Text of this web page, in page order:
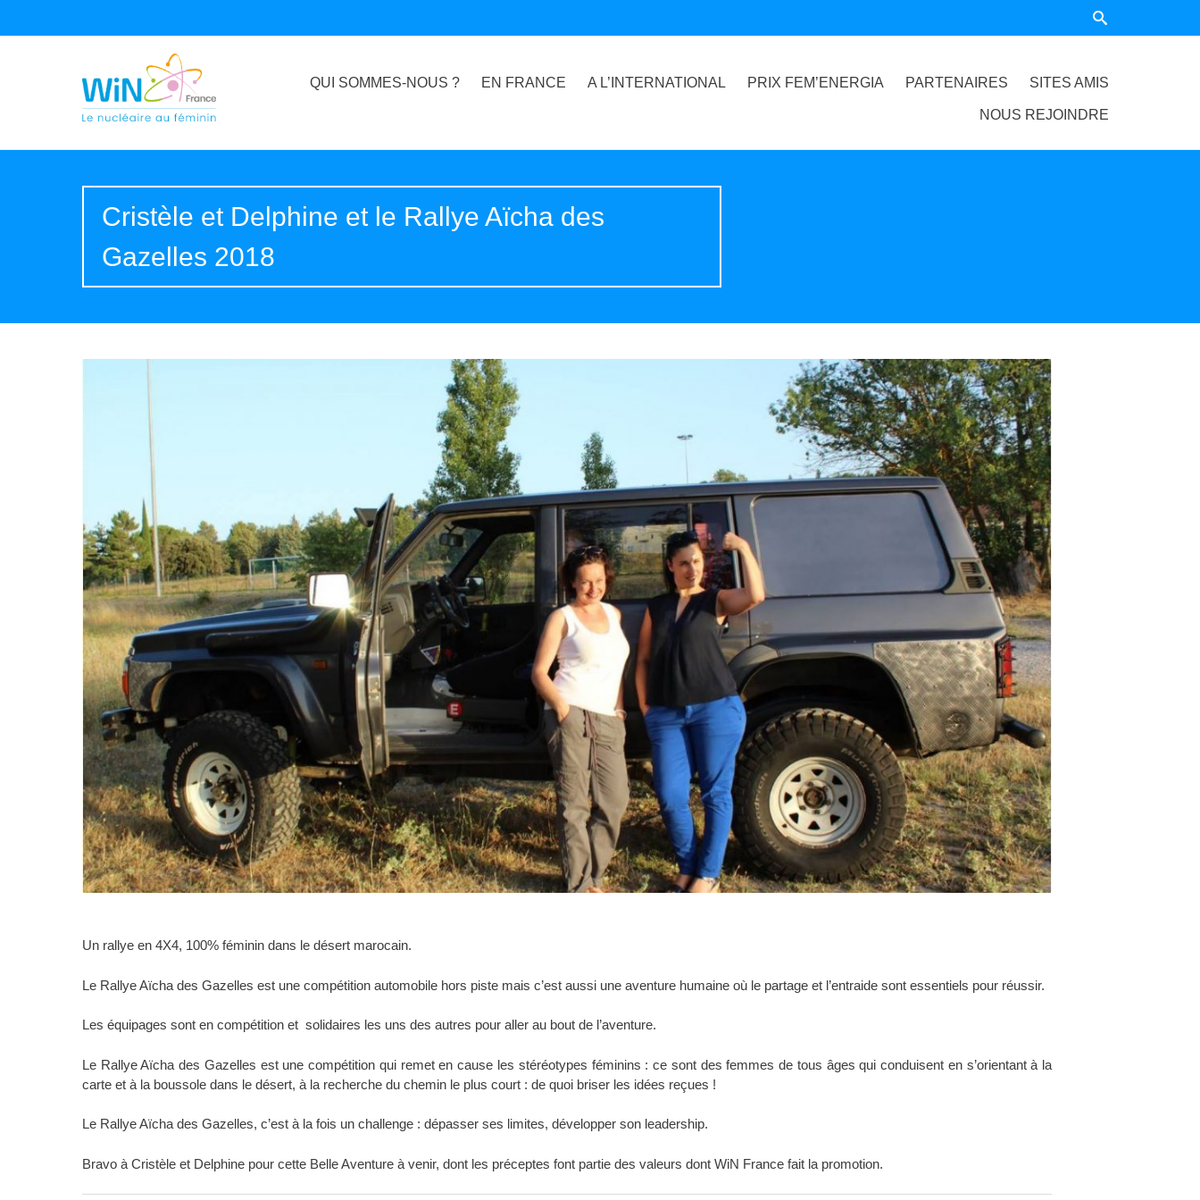
QUI SOMMES-NOUS ? EN FRANCE A L’INTERNATIONAL PRIX FEM’ENERGIA PARTENAIRES SITES AMIS
NOUS REJOINDRE
Cristèle et Delphine et le Rallye Aïcha des
Gazelles 2018
Un rallye en 4X4, 100% féminin dans le désert marocain.
Le Rallye Aïcha des Gazelles est une compétition automobile hors piste mais c’est aussi une aventure humaine où le partage et l’entraide sont essentiels pour réussir.
Les équipages sont en compétition et solidaires les uns des autres pour aller au bout de l’aventure.
Le Rallye Aïcha des Gazelles est une compétition qui remet en cause les stéréotypes féminins : ce sont des femmes de tous âges qui conduisent en s’orientant à la
carte et à la boussole dans le désert, à la recherche du chemin le plus court : de quoi briser les idées reçues !
Le Rallye Aïcha des Gazelles, c’est à la fois un challenge : dépasser ses limites, développer son leadership.
Bravo à Cristèle et Delphine pour cette Belle Aventure à venir, dont les préceptes font partie des valeurs dont WiN France fait la promotion.